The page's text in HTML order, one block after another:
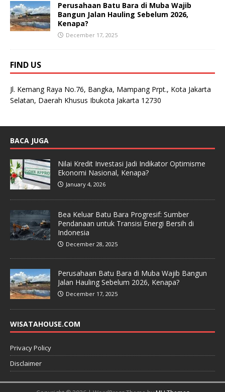
Perusahaan Batu Bara di Muba Wajib
Bangun Jalan Hauling Sebelum 2026,
Kenapa?
December 17, 2025
FIND US
Jl. Kemang Raya No.76, Bangka, Mampang Prpt., Kota Jakarta
Selatan, Daerah Khusus Ibukota Jakarta 12730
BACA JUGA
Nilai Kredit Investasi Jadi Indikator Optimisme
Ekonomi Nasional, Kenapa?
January 4, 2026
Bea Keluar Batu Bara Progresif: Sumber
Pendanaan untuk Transisi Energi Bersih di
Indonesia
December 28, 2025
Perusahaan Batu Bara di Muba Wajib Bangun
Jalan Hauling Sebelum 2026, Kenapa?
December 17, 2025
WISATAHOUSE.COM
Privacy Policy
Disclaimer